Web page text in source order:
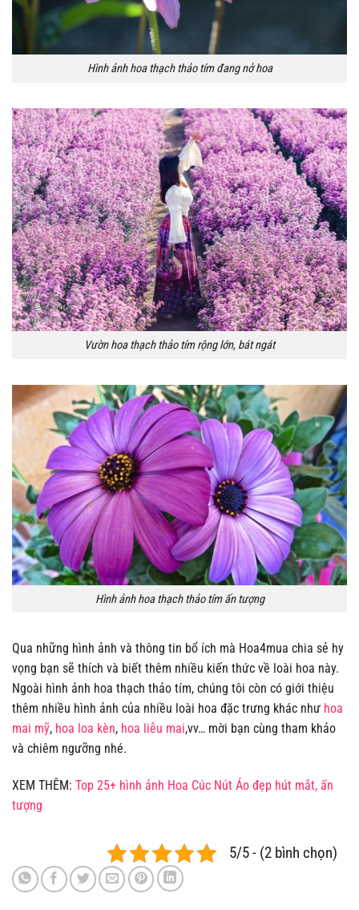
Hình ảnh hoa thạch thảo tím đang nở hoa
Vườn hoa thạch thảo tím rộng lớn, bát ngát
Hình ảnh hoa thạch thảo tím ấn tượng
Qua những hình ảnh và thông tin bổ ích mà Hoa4mua chia sẻ hy
vọng bạn sẽ thích và biết thêm nhiều kiến thức về loài hoa này.
Ngoài hình ảnh hoa thạch thảo tím, chúng tôi còn có giới thiệu
thêm nhiều hình ảnh của nhiều loài hoa đặc trưng khác như hoa
mai mỹ, hoa loa kèn, hoa liễu mai,vv… mời bạn cùng tham khảo
và chiêm ngưỡng nhé.
XEM THÊM: Top 25+ hình ảnh Hoa Cúc Nút Áo đẹp hút mắt, ấn
tượng
5/5 - (2 bình chọn)